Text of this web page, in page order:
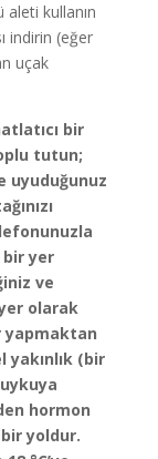
kullanın
indirin (eğer
uçak
bir
tutun;
uyuduğunuz
bir yer
ve
olarak
yapmaktan
(bir
hormon
yoldur.